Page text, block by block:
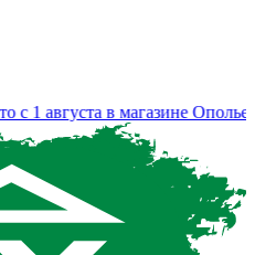
августа в магазине Ополье